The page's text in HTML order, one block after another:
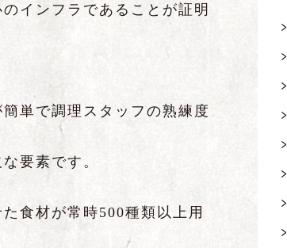
インフラであることが証明
単で調理スタッフの熟練度
要素です。
食材が常時500種類以上用